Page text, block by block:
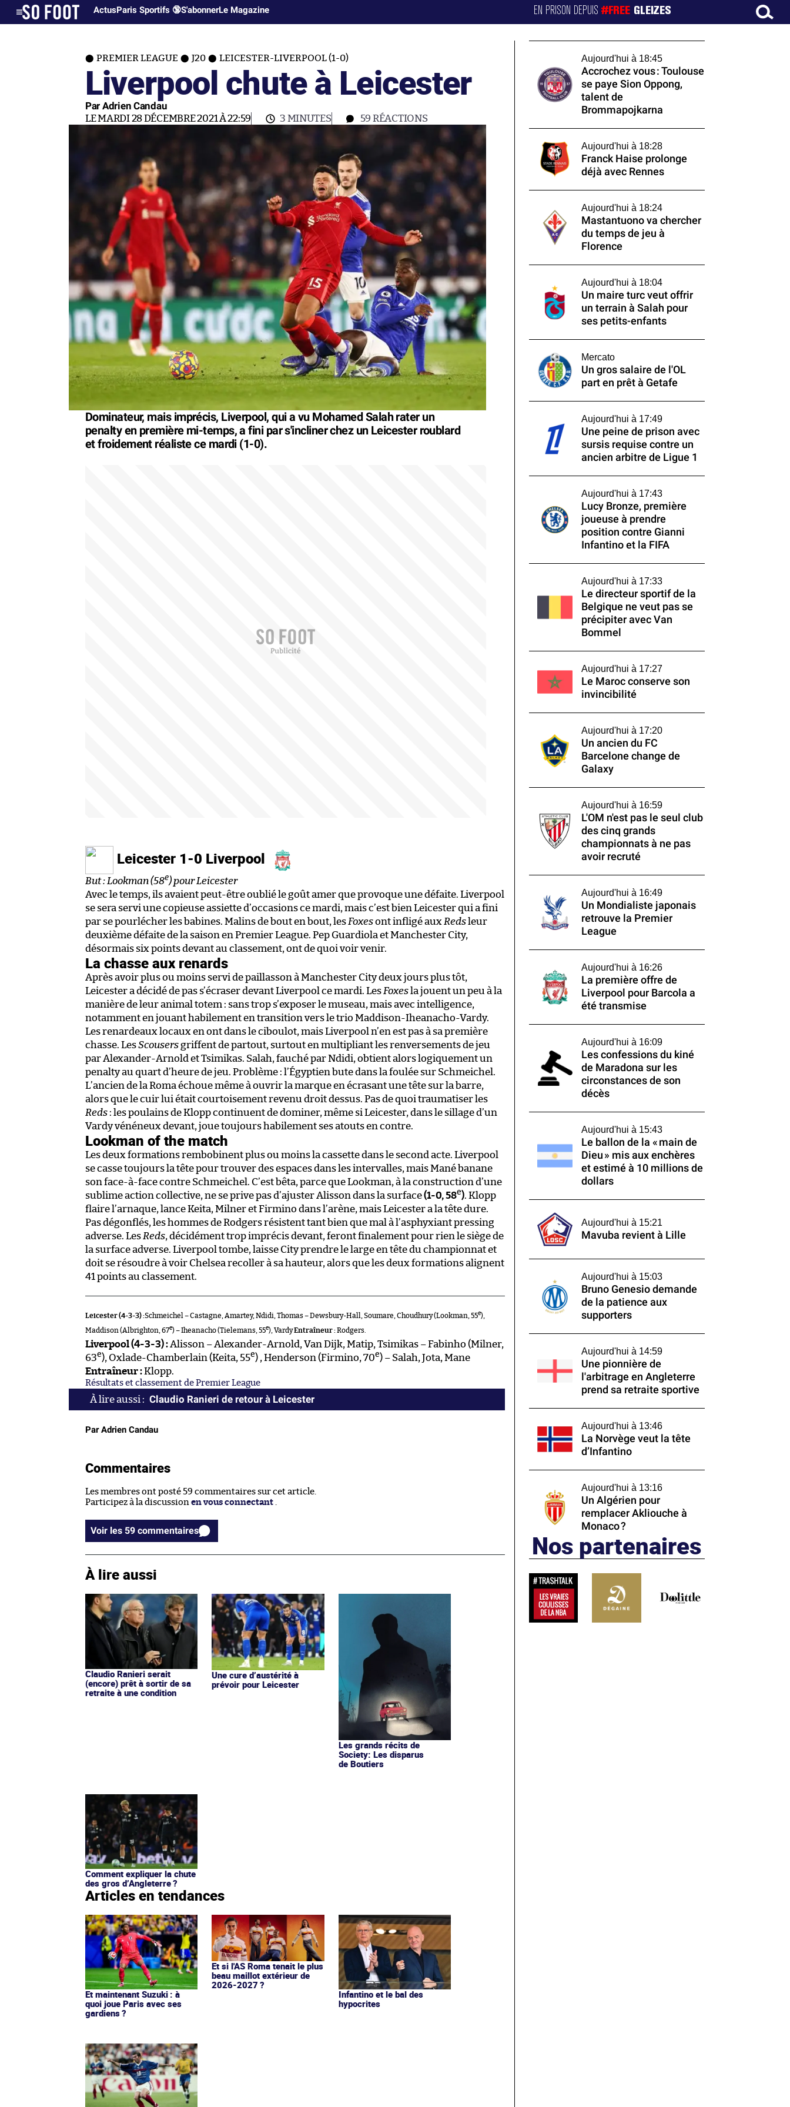
ActusParis Sportifs 🔞S'abonnerLe Magazine EN PRISON DEPUIS#FREE GLEIZES
PREMIER LEAGUE J20 LEICESTER-LIVERPOOL (1-0)
Liverpool chute à Leicester
Par Adrien Candau
LE MARDI 28 DÉCEMBRE 2021 À 22:59 3 MINUTES 59 RÉACTIONS
Dominateur, mais imprécis, Liverpool, qui a vu Mohamed Salah rater un
penalty en première mi-temps, a fini par s'incliner chez un Leicester roublard
et froidement réaliste ce mardi (1-0).
Leicester 1-0 Liverpool
But : Lookman (58e) pour Leicester
Avec le temps, ils avaient peut-être oublié le goût amer que provoque une défaite. Liverpool
se sera servi une copieuse assiette d’occasions ce mardi, mais c’est bien Leicester qui a fini
par se pourlécher les babines. Malins de bout en bout, les Foxesont infligé aux Reds leur
deuxième défaite de la saison en Premier League. Pep Guardiola et Manchester City,
désormais six points devant au classement, ont de quoi voir venir.
La chasse aux renards
Après avoir plus ou moins servi de paillasson à Manchester City deux jours plus tôt,
Leicester a décidé de pas s’écraser devant Liverpool ce mardi. Les Foxes la jouent un peu à la
manière de leur animal totem : sans trop s’exposer le museau, mais avec intelligence,
notamment en jouant habilement en transition vers le trio Maddison-Iheanacho-Vardy.
Les renardeaux locaux en ont dans le ciboulot, mais Liverpool n’en est pas à sa première
chasse. LesScousersgriffent de partout, surtout en multipliant les renversements de jeu
par Alexander-Arnold et Tsimikas. Salah, fauché par Ndidi, obtient alors logiquement un
penalty au quart d’heure de jeu. Problème : l’Égyptien bute dans la foulée sur Schmeichel.
L’ancien de la Roma échoue même à ouvrir la marque en écrasant une tête sur la barre,
alors que le cuir lui était courtoisement revenu droit dessus. Pas de quoi traumatiser les
Reds : les poulains de Klopp continuent de dominer, même si Leicester, dans le sillage d’un
Vardy vénéneux devant, joue toujours habilement ses atouts en contre.
Lookman of the match
Les deux formations rembobinent plus ou moins la cassette dans le second acte. Liverpool
se casse toujours la tête pour trouver des espaces dans les intervalles, mais Mané banane
son face-à-face contre Schmeichel. C’est bêta, parce que Lookman, à la construction d’une
sublime action collective, ne se prive pas d’ajuster Alisson dans la surface(1-0, 58e). Klopp
flaire l’arnaque, lance Keita, Milner et Firmino dans l’arène, mais Leicester a la tête dure.
Pas dégonflés, les hommes de Rodgers résistent tant bien que mal à l’asphyxiant pressing
adverse. Les Reds, décidément trop imprécis devant, feront finalement pour rien le siège de
la surface adverse. Liverpool tombe, laisse City prendre le large en tête du championnat et
doit se résoudre à voir Chelsea recoller à sa hauteur, alors que les deux formations alignent
41 points au classement.
Leicester (4-3-3) :Schmeichel – Castagne, Amartey, Ndidi, Thomas – Dewsbury-Hall, Soumare, Choudhury (Lookman, 55e),
Maddison (Albrighton, 67e) – Iheanacho (Tielemans, 55e), VardyEntraîneur :Rodgers.
Liverpool (4-3-3) :Alisson – Alexander-Arnold, Van Dijk, Matip, Tsimikas – Fabinho (Milner,
63e), Oxlade-Chamberlain (Keita, 55e) , Henderson (Firmino, 70e) – Salah, Jota, Mane
Entraîneur :Klopp.
Résultats et classement de Premier League
Claudio Ranieri de retour à Leicester
Par Adrien Candau
Commentaires
Les membres ont posté 59 commentaires sur cet article.
Participez à la discussion en vous connectant .
Voir les 59 commentaires
À lire aussi
Claudio Ranieri serait
(encore) prêt à sortir de sa
retraite à une condition
Une cure d’austérité à
prévoir pour Leicester
Les grands récits de
Society: Les disparus
de Boutiers
Comment expliquer la chute
des gros d’Angleterre ?
Articles en tendances
Et maintenant Suzuki : à
quoi joue Paris avec ses
gardiens ?
Et si l'AS Roma tenait le plus
beau maillot extérieur de
2026-2027 ?
Infantino et le bal des
hypocrites
Aujourd'hui à 18:45
Accrochez vous : Toulouse
se paye Sion Oppong,
talent de
Brommapojkarna
Aujourd'hui à 18:28
Franck Haise prolonge
déjà avec Rennes
Aujourd'hui à 18:24
Mastantuono va chercher
du temps de jeu à
Florence
Aujourd'hui à 18:04
Un maire turc veut offrir
un terrain à Salah pour
ses petits-enfants
Mercato
Un gros salaire de l'OL
part en prêt à Getafe
Aujourd'hui à 17:49
Une peine de prison avec
sursis requise contre un
ancien arbitre de Ligue 1
Aujourd'hui à 17:43
Lucy Bronze, première
joueuse à prendre
position contre Gianni
Infantino et la FIFA
Aujourd'hui à 17:33
Le directeur sportif de la
Belgique ne veut pas se
précipiter avec Van
Bommel
Aujourd'hui à 17:27
Le Maroc conserve son
invincibilité
Aujourd'hui à 17:20
Un ancien du FC
Barcelone change de
Galaxy
Aujourd'hui à 16:59
L'OM n'est pas le seul club
des cinq grands
championnats à ne pas
avoir recruté
Aujourd'hui à 16:49
Un Mondialiste japonais
retrouve la Premier
League
Aujourd'hui à 16:26
La première offre de
Liverpool pour Barcola a
été transmise
Aujourd'hui à 16:09
Les confessions du kiné
de Maradona sur les
circonstances de son
décès
Aujourd'hui à 15:43
Le ballon de la « main de
Dieu » mis aux enchères
et estimé à 10 millions de
dollars
Aujourd'hui à 15:21
Mavuba revient à Lille
Aujourd'hui à 15:03
Bruno Genesio demande
de la patience aux
supporters
Aujourd'hui à 14:59
Une pionnière de
l'arbitrage en Angleterre
prend sa retraite sportive
Aujourd'hui à 13:46
La Norvège veut la tête
d’Infantino
Aujourd'hui à 13:16
Un Algérien pour
remplacer Akliouche à
Monaco ?
Nos partenaires